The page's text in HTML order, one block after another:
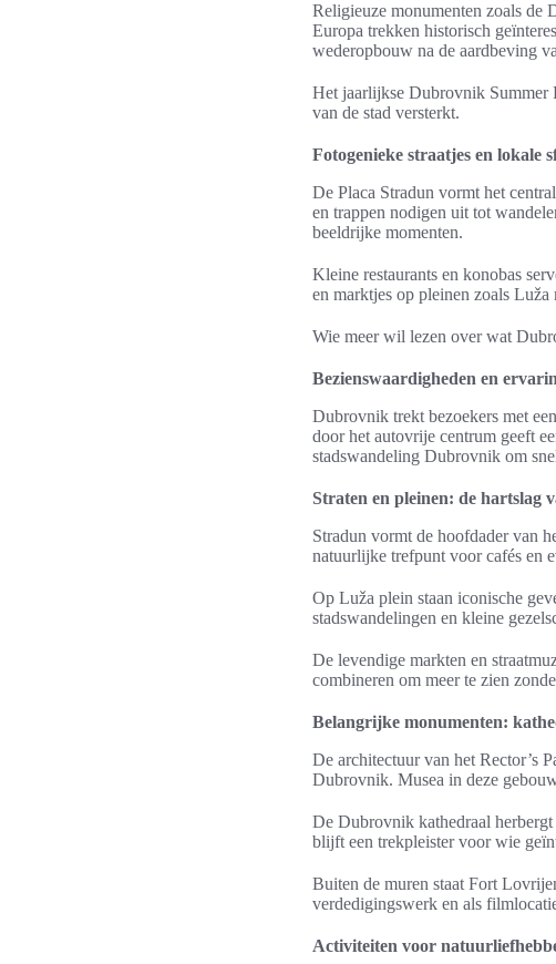
Religieuze monumenten zoals de
Europa trekken historisch
wederopbouw na de aardbeving
Het jaarlijkse Dubrovnik Summer
van de stad versterkt.
Fotogenieke straatjes en lokale
De Placa Stradun vormt het
en trappen nodigen uit tot
beeldrijke momenten.
Kleine restaurants en konobas
en marktjes op pleinen zoals
Wie meer wil lezen over wat
Bezienswaardigheden en
Dubrovnik trekt bezoekers met
door het autovrije centrum geeft
stadswandeling Dubrovnik om
Straten en pleinen: de hartslag
Stradun vormt de hoofdader van
natuurlijke trefpunt voor cafés en
Op Luža plein staan iconische
stadswandelingen en kleine
De levendige markten en
combineren om meer te zien
Belangrijke monumenten:
De architectuur van het Rector’s
Dubrovnik. Musea in deze
De Dubrovnik kathedraal
blijft een trekpleister voor wie
Buiten de muren staat Fort
verdedigingswerk en als
Activiteiten voor